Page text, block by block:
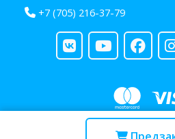
+7 (705) 216-37-79
Copyright © 2013 - 2026 RUBA -